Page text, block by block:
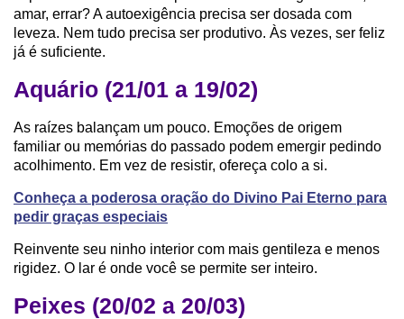
amar, errar? A autoexigência precisa ser dosada com
leveza. Nem tudo precisa ser produtivo. Às vezes, ser feliz
já é suficiente.
Aquário (21/01 a 19/02)
As raízes balançam um pouco. Emoções de origem
familiar ou memórias do passado podem emergir pedindo
acolhimento. Em vez de resistir, ofereça colo a si.
Conheça a poderosa oração do Divino Pai Eterno para
pedir graças especiais
Reinvente seu ninho interior com mais gentileza e menos
rigidez. O lar é onde você se permite ser inteiro.
Peixes (20/02 a 20/03)